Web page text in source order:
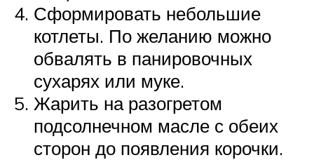
Сформировать небольшие
котлеты. По желанию можно
обвалять в панировочных
сухарях или муке.
Жарить на разогретом
подсолнечном масле с обеих
сторон до появления корочки.